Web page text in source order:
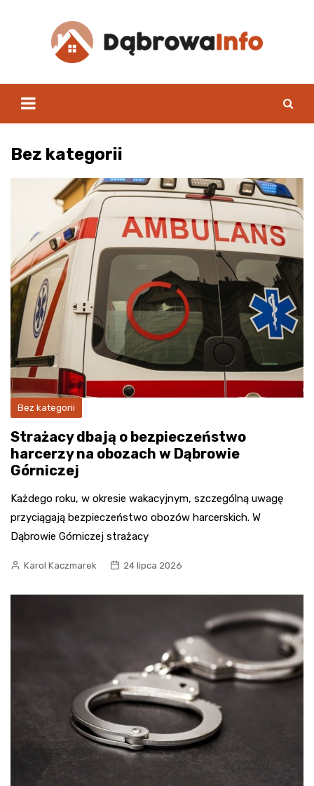
Bez kategorii
Bez kategorii
Strażacy dbają o bezpieczeństwo
harcerzy na obozach w Dąbrowie
Górniczej
Każdego roku, w okresie wakacyjnym, szczególną uwagę
przyciągają bezpieczeństwo obozów harcerskich. W
Dąbrowie Górniczej strażacy
Karol Kaczmarek 24 lipca 2026